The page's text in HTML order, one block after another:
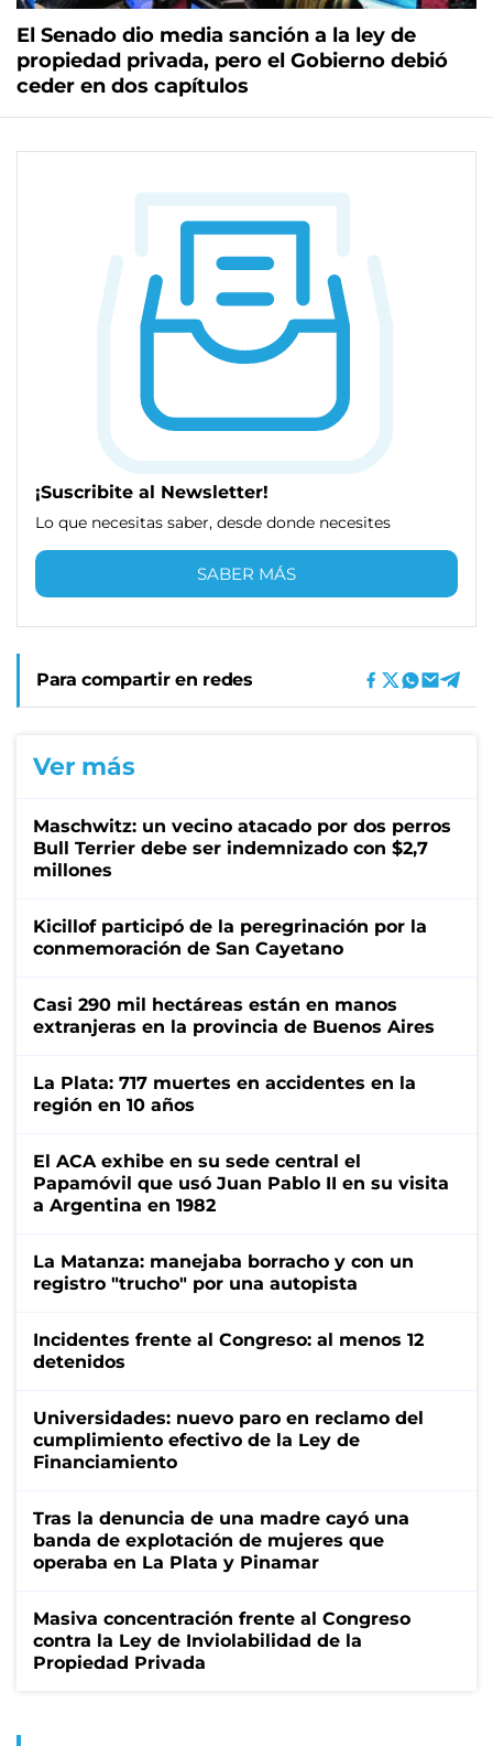
El Senado dio media sanción a la ley de
propiedad privada, pero el Gobierno debió
ceder en dos capítulos
¡Suscribite al Newsletter!
Lo que necesitas saber, desde donde necesites
SABER MÁS
Para compartir en redes
Ver más
Maschwitz: un vecino atacado por dos perros
Bull Terrier debe ser indemnizado con $2,7
millones
Kicillof participó de la peregrinación por la
conmemoración de San Cayetano
Casi 290 mil hectáreas están en manos
extranjeras en la provincia de Buenos Aires
La Plata: 717 muertes en accidentes en la
región en 10 años
El ACA exhibe en su sede central el
Papamóvil que usó Juan Pablo II en su visita
a Argentina en 1982
La Matanza: manejaba borracho y con un
registro "trucho" por una autopista
Incidentes frente al Congreso: al menos 12
detenidos
Universidades: nuevo paro en reclamo del
cumplimiento efectivo de la Ley de
Financiamiento
Tras la denuncia de una madre cayó una
banda de explotación de mujeres que
operaba en La Plata y Pinamar
Masiva concentración frente al Congreso
contra la Ley de Inviolabilidad de la
Propiedad Privada